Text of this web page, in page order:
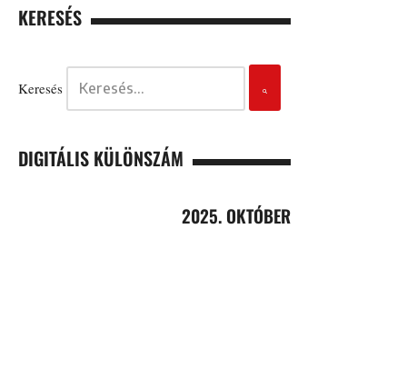
KERESÉS
Keresés
DIGITÁLIS KÜLÖNSZÁM
2025. OKTÓBER